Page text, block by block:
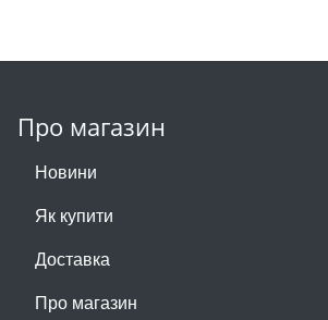
Про магазин
Новини
Як купити
Доставка
Про магазин